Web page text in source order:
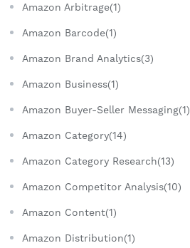
Amazon Arbitrage(1)
Amazon Barcode(1)
Amazon Brand Analytics(3)
Amazon Business(1)
Amazon Buyer-Seller Messaging(1)
Amazon Category(14)
Amazon Category Research(13)
Amazon Competitor Analysis(10)
Amazon Content(1)
Amazon Distribution(1)